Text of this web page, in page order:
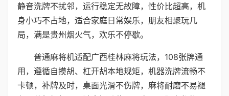
静音洗牌不扰邻，运行稳定无故障，性价比超高，机
身小巧不占地，适合家庭日常娱乐，朋友相聚玩几
局，满是贵州烟火气，欢乐不停歇。
普通麻将机适配广西桂林麻将玩法，108张牌通
用，遵循自摸胡、杠开胡本地规矩，机器洗牌流畅不
卡顿，补牌及时，桌面光滑不伤牌，麻将耐磨不易褪